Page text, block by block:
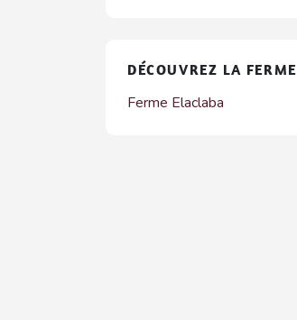
DÉCOUVREZ LA FERME
Ferme Elaclaba